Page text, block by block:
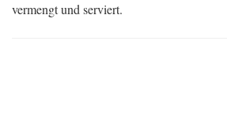
vermengt und serviert.